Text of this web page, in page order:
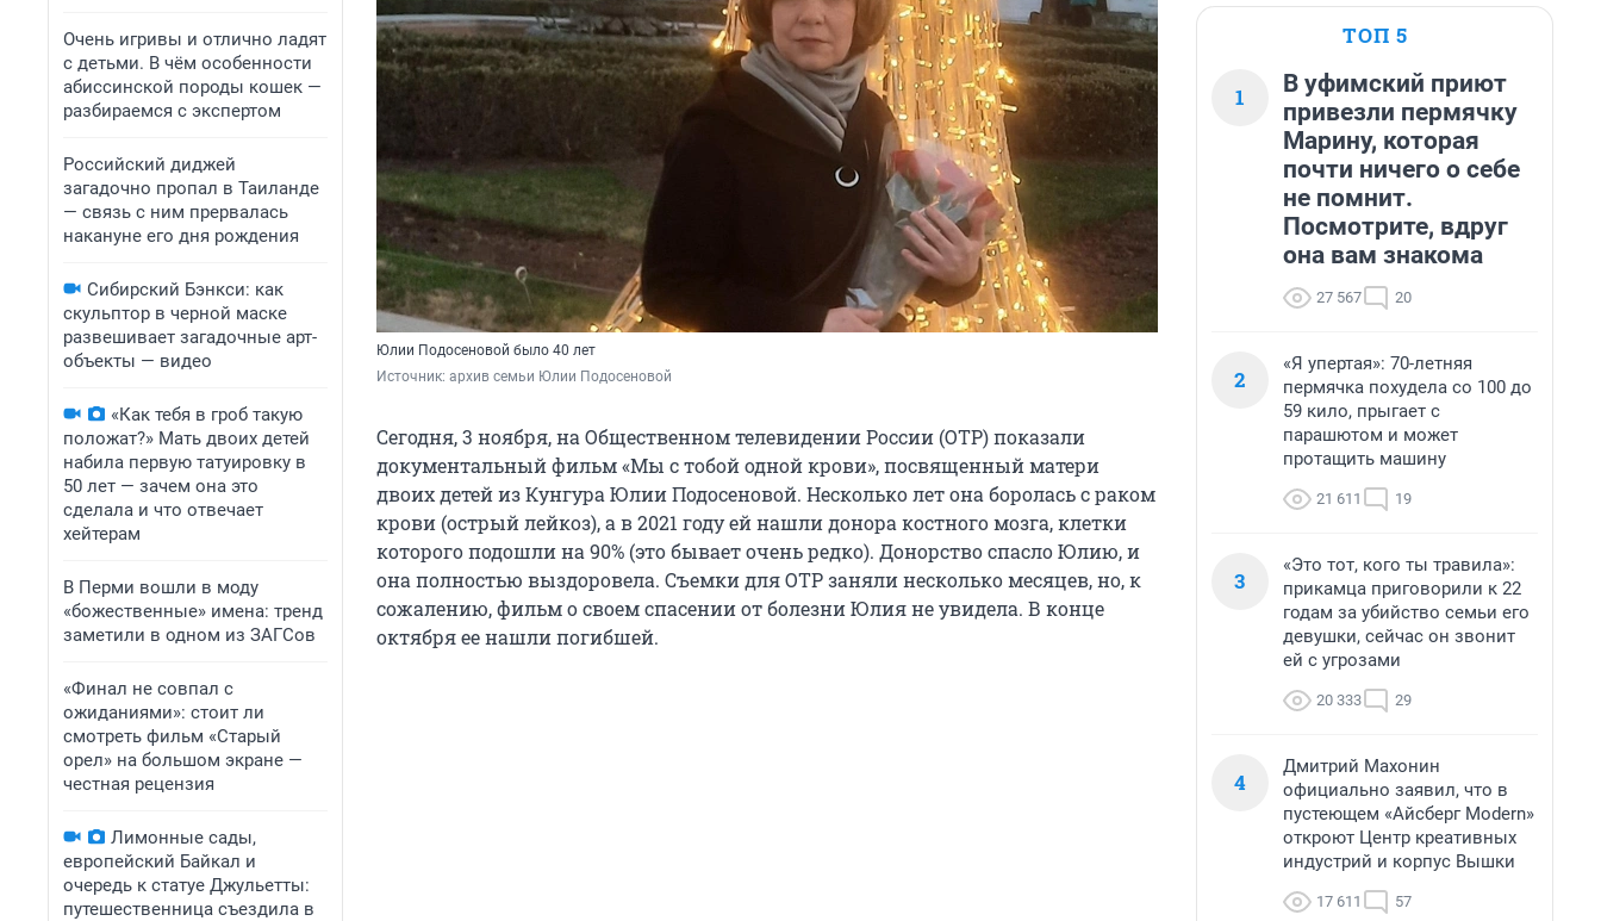
Очень игривы и отлично ладят
с детьми. В чём особенности
абиссинской породы кошек —
разбираемся с экспертом
Российский диджей
загадочно пропал в Таиланде
— связь с ним прервалась
накануне его дня рождения
Сибирский Бэнкси: как
скульптор в черной маске
развешивает загадочные арт-
объекты — видео
«Как тебя в гроб такую
положат?» Мать двоих детей
набила первую татуировку в
50 лет — зачем она это
сделала и что отвечает
хейтерам
В Перми вошли в моду
«божественные» имена: тренд
заметили в одном из ЗАГСов
«Финал не совпал с
ожиданиями»: стоит ли
смотреть фильм «Старый
орел» на большом экране —
честная рецензия
Лимонные сады,
европейский Байкал и
очередь к статуе Джульетты:
путешественница съездила в
Юлии Подосеновой было 40 лет
Источник: архив семьи Юлии Подосеновой
Сегодня, 3 ноября, на Общественном телевидении России (ОТР) показали
документальный фильм «Мы с тобой одной крови», посвященный матери
двоих детей из Кунгура Юлии Подосеновой. Несколько лет она боролась с раком
крови (острый лейкоз), а в 2021 году ей нашли донора костного мозга, клетки
которого подошли на 90% (это бывает очень редко). Донорство спасло Юлию, и
она полностью выздоровела. Съемки для ОТР заняли несколько месяцев, но, к
сожалению, фильм о своем спасении от болезни Юлия не увидела. В конце
октября ее нашли погибшей.
ТОП 5
1
В уфимский приют
привезли пермячку
Марину, которая
почти ничего о себе
не помнит.
Посмотрите, вдруг
она вам знакома
27 567 20
2
«Я упертая»: 70-летняя
пермячка похудела со 100 до
59 кило, прыгает с
парашютом и может
протащить машину
21 611 19
3
«Это тот, кого ты травила»:
прикамца приговорили к 22
годам за убийство семьи его
девушки, сейчас он звонит
ей с угрозами
20 333 29
4
Дмитрий Махонин
официально заявил, что в
пустеющем «Айсберг Modern»
откроют Центр креативных
индустрий и корпус Вышки
17 611 57